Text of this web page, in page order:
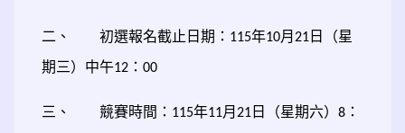
二、 初選報名截止日期： 115年10月 21 日（星
期三）中午12 ： 00
三、 競賽時間： 115年11月 21 日（星期六） 8 ：